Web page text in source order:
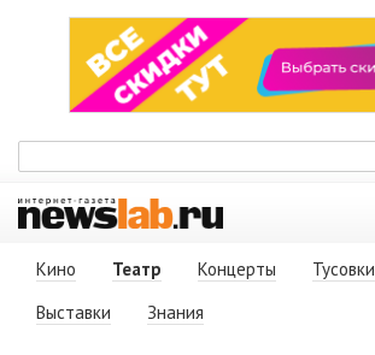
Кино
Театр Концерты Тусовки
Выставки
Знания